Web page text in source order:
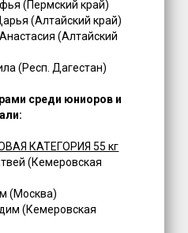
(Пермский край)
(Алтайский край)
(Алтайский
(Респ. Дагестан)
среди юниоров и
КАТЕГОРИЯ 55 кг
(Кемеровская
(Москва)
(Кемеровская